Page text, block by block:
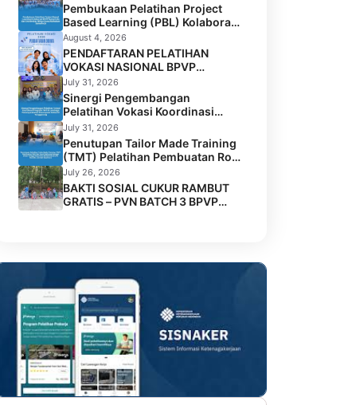
Pembukaan Pelatihan Project
Based Learning (PBL) Kolaborasi
BPVP Samarinda dan Universitas
Widya Gama Mahakam
Samarinda
August 4, 2026
PENDAFTARAN PELATIHAN
VOKASI NASIONAL BPVP
SAMARINDA BATCH 4 RESMI
DIBUKA!
July 31, 2026
Sinergi Pengembangan
Pelatihan Vokasi Koordinasi
Program TMT di Lembaga
Permasyarakatan Perempuan
Kelas IIA Tenggarong
July 31, 2026
Penutupan Tailor Made Training
(TMT) Pelatihan Pembuatan Roti
dan Kue Kolaborasi BPVP
Samarinda dengan Disnaker
Kota Samarinda di LPK Mustika
Jamilah Sejahtera
July 26, 2026
BAKTI SOSIAL CUKUR RAMBUT
GRATIS – PVN BATCH 3 BPVP